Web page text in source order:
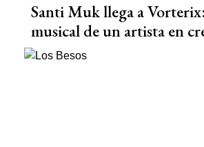
Santi Muk llega a
musical de un artista en